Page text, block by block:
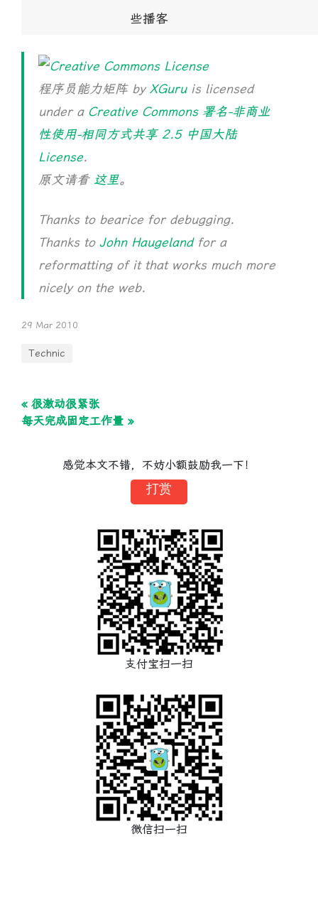
些播客
程序员能力矩阵by XGuruis licensed
under a Creative Commons 署名-非商业
性使用-相同方式共享 2.5 中国大陆
License.
原文请看 这里。
Thanks to bearice for debugging.
Thanks to John Haugelandfor a
reformatting of it that works much more
nicely on the web.
29 Mar 2010
Technic
« 很激动很紧张
每天完成固定工作量 »
感觉本文不错，不妨小额鼓励我一下！
打赏
支付宝扫一扫
微信扫一扫